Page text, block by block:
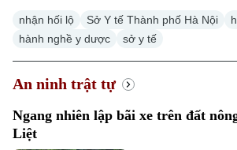
nhận hối lộ Sở Y tế Thành phố Hà Nội
hành nghề y dược
sở y tế
An ninh trật tự
Ngang nhiên lập bãi xe trên đất
Liệt